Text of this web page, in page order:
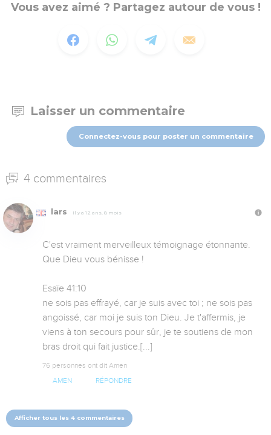
Vous avez aimé ? Partagez autour de vous !
Laisser un commentaire
Connectez-vous pour poster un commentaire
4 commentaires
lars Il y a 12 ans, 8 mois
C'est vraiment merveilleux témoignage étonnante.
Que Dieu vous bénisse !
Esaïe 41:10
ne sois pas effrayé, car je suis avec toi ; ne sois pas
angoissé, car moi je suis ton Dieu. Je t'affermis, je
viens à ton secours pour sûr, je te soutiens de mon
bras droit qui fait justice.[...]
76 personnes ont dit Amen
AMEN RÉPONDRE
Afficher tous les 4 commentaires